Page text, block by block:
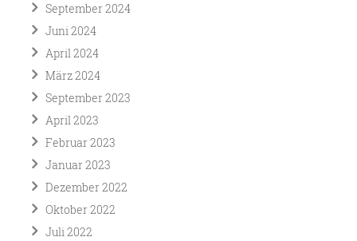
September 2024
Juni 2024
April 2024
März 2024
September 2023
April 2023
Februar 2023
Januar 2023
Dezember 2022
Oktober 2022
Juli 2022